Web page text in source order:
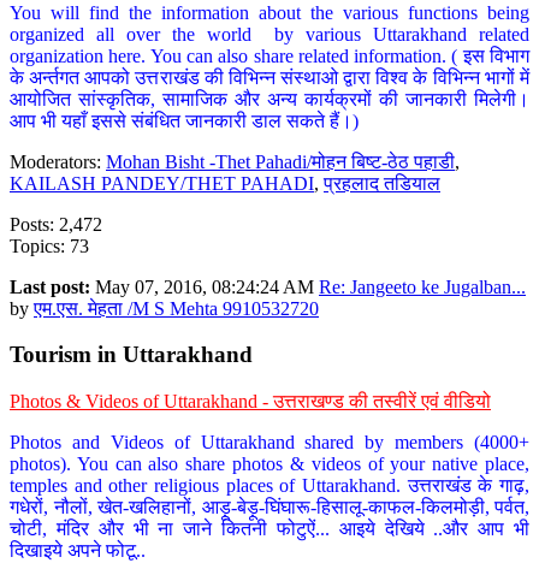
You will find the information about the various functions being
organized all over the world by various Uttarakhand related
organization here. You can also share related information. ( इस विभाग
के अर्न्तगत आपको उत्तराखंड की विभिन्न संस्थाओ द्वारा विश्व के विभिन्न भागों में
आयोजित सांस्कृतिक, सामाजिक और अन्य कार्यक्रमों की जानकारी मिलेगी।
आप भी यहाँ इससे संबंधित जानकारी डाल सकते हैं।)
Moderators: Mohan Bisht -Thet Pahadi/मोहन बिष्ट-ठेठ पहाडी,
KAILASH PANDEY/THET PAHADI,प्रहलाद तडियाल
Posts: 2,472
Topics: 73
Last post: May 07, 2016, 08:24:24 AM Re: Jangeeto ke Jugalban...
byएम.एस. मेहता /M S Mehta 9910532720
Tourism in Uttarakhand
Photos & Videos of Uttarakhand - उत्तराखण्ड की तस्वीरें एवं वीडियो
Photos and Videos of Uttarakhand shared by members (4000+
photos). You can also share photos & videos of your native place,
temples and other religious places of Uttarakhand. उत्तराखंड के गाढ़,
गधेरों, नौलों, खेत-खलिहानों, आड़ू-बेड़ू-घिंघारू-हिसालू-काफल-किलमोड़ी, पर्वत,
चोटी, मंदिर और भी ना जाने कितनी फोटुऐं... आइये देखिये ..और आप भी
दिखाइये अपने फोटू..